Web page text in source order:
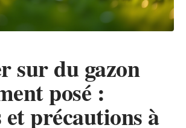
sur du gazon
posé :
et précautions à